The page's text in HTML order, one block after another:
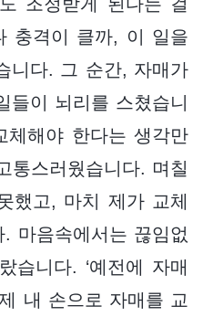
충격이 클까, 이 일을
니다. 그 순간, 자매가
들이 뇌리를 스쳤습니
해야 한다는 생각만
통스러웠습니다. 며칠
했고, 마치 제가 교체
마음속에서는 끊임없
습니다. ‘예전에 자매
내 손으로 자매를 교